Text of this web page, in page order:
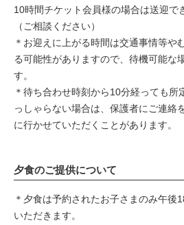
10時間チケット会員様の場合は送迎で
（ご相談ください）
＊お迎えに上がる時間は交通事情等や
る可能性がありますので、待機可能な
す。
＊待ち合わせ時刻から10分経っても所
っしゃらない場合は、保護者にご連絡
に行かせていただくことがあります。
夕食のご提供について
＊夕食は予約されたお子さまのみ午後
いただきます。